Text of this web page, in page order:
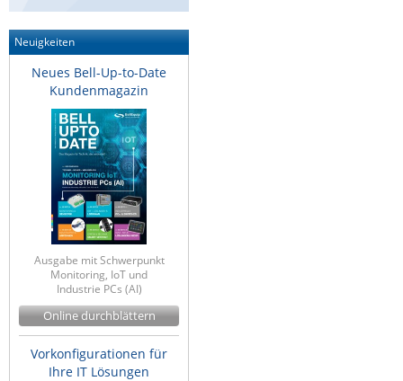
Neuigkeiten
Neues Bell-Up-to-Date
Kundenmagazin
Ausgabe mit Schwerpunkt
Monitoring, IoT und
Industrie PCs (AI)
Online durchblättern
Vorkonfigurationen für
Ihre IT Lösungen